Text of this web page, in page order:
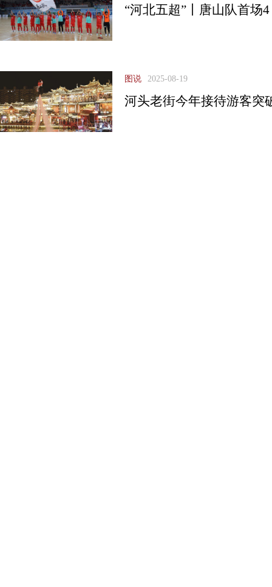
“河北五超”丨唐山队首场
图说 2025-08-19
河头老街今年接待游客突